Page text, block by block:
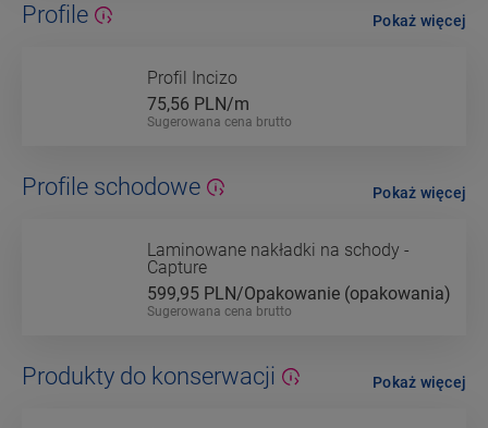
Profile
Profil Incizo
75,56 PLN/m
Sugerowana cena brutto
Pokaż więcej
Profile schodowe
Laminowane nakładki na schody -
Capture
599,95 PLN/Opakowanie (opakowania)
Sugerowana cena brutto
Pokaż więcej
Produkty do konserwacji Pokaż więcej